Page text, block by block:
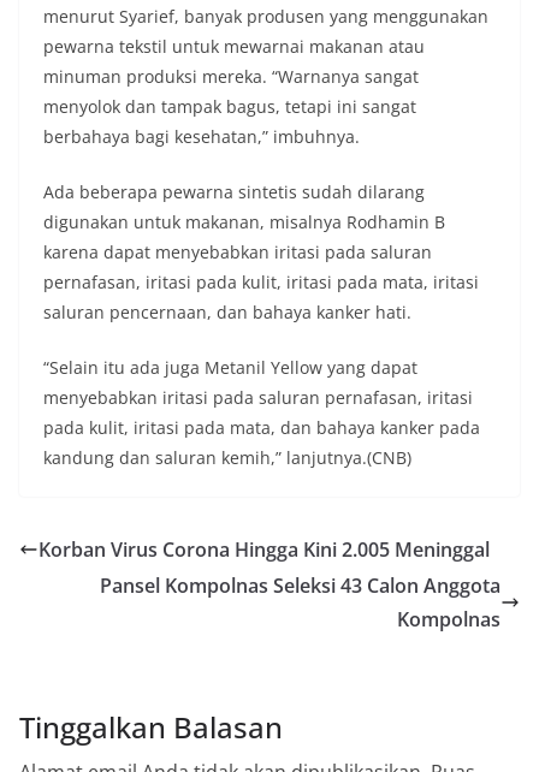
menurut Syarief, banyak produsen yang menggunakan
pewarna tekstil untuk mewarnai makanan atau
minuman produksi mereka. “Warnanya sangat
menyolok dan tampak bagus, tetapi ini sangat
berbahaya bagi kesehatan,” imbuhnya.
Ada beberapa pewarna sintetis sudah dilarang
digunakan untuk makanan, misalnya Rodhamin B
karena dapat menyebabkan iritasi pada saluran
pernafasan, iritasi pada kulit, iritasi pada mata, iritasi
saluran pencernaan, dan bahaya kanker hati.
“Selain itu ada juga Metanil Yellow yang dapat
menyebabkan iritasi pada saluran pernafasan, iritasi
pada kulit, iritasi pada mata, dan bahaya kanker pada
kandung dan saluran kemih,” lanjutnya.(CNB)
Korban Virus Corona Hingga Kini 2.005 Meninggal
Pansel Kompolnas Seleksi 43 Calon Anggota
Kompolnas
Tinggalkan Balasan